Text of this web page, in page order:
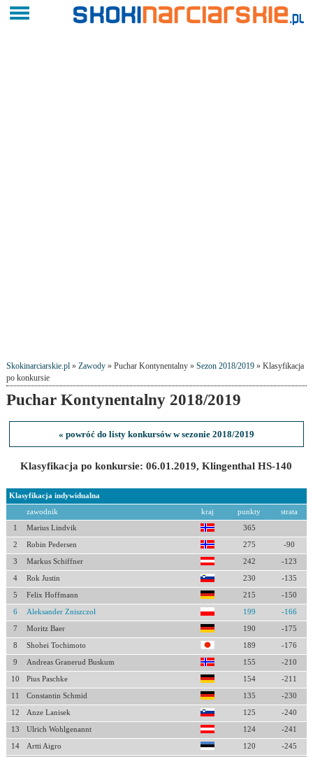
Skokinarciarskie.pl» Zawody» Puchar Kontynentalny » Sezon 2018/2019» Klasyfikacja
po konkursie
Puchar Kontynentalny 2018/2019
« powróć do listy konkursów w sezonie 2018/2019
Klasyfikacja po konkursie: 06.01.2019, Klingenthal HS-140
Klasyfikacja indywidualna
zawodnik kraj punkty strata
1 Marius Lindvik 365
2 Robin Pedersen 275 -90
3 Markus Schiffner 242 -123
4 Rok Justin 230 -135
5 Felix Hoffmann 215 -150
6 Aleksander Zniszczoł 199 -166
7 Moritz Baer 190 -175
8 Shohei Tochimoto 189 -176
9 Andreas Granerud Buskum 155 -210
10 Pius Paschke 154 -211
11 Constantin Schmid 135 -230
12 Anze Lanisek 125 -240
13 Ulrich Wohlgenannt 124 -241
14 Artti Aigro 120 -245